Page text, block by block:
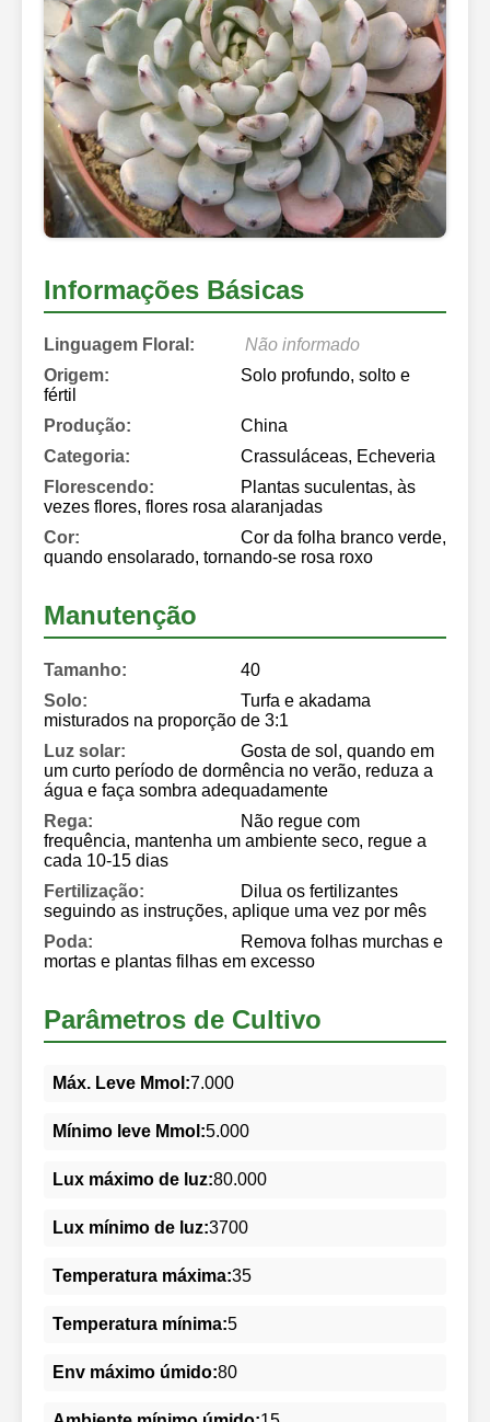
Informações Básicas
Linguagem Floral:
Não informado
Origem:
Solo profundo, solto e
fértil
Produção:
China
Categoria:
Crassuláceas, Echeveria
Florescendo:
Plantas suculentas, às
vezes flores, flores rosa alaranjadas
Cor:
Cor da folha branco verde,
quando ensolarado, tornando-se rosa roxo
Manutenção
Tamanho:
40
Solo:
Turfa e akadama
misturados na proporção de 3:1
Luz solar:
Gosta de sol, quando em
um curto período de dormência no verão, reduza a
água e faça sombra adequadamente
Rega:
Não regue com
frequência, mantenha um ambiente seco, regue a
cada 10-15 dias
Fertilização:
Dilua os fertilizantes
seguindo as instruções, aplique uma vez por mês
Poda:
Remova folhas murchas e
mortas e plantas filhas em excesso
Parâmetros de Cultivo
Máx. Leve Mmol:7.000
Mínimo leve Mmol:5.000
Lux máximo de luz:80.000
Lux mínimo de luz:3700
Temperatura máxima:35
Temperatura mínima:5
Env máximo úmido:80